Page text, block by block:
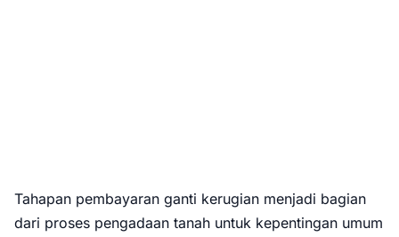
Tahapan pembayaran ganti kerugian menjadi bagian
dari proses pengadaan tanah untuk kepentingan umum